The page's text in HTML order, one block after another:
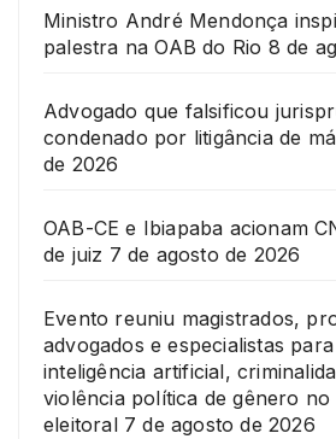
Ministro André Mendonça
palestra na OAB do Rio 8 de
Advogado que falsificou
condenado por litigância de
de 2026
OAB-CE e Ibiapaba acionam
de juiz 7 de agosto de 2026
Evento reuniu magistrados,
advogados e especialistas
inteligência artificial,
violência política de gênero
eleitoral 7 de agosto de 2026